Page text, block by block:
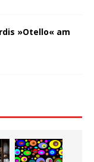
»Otello« am